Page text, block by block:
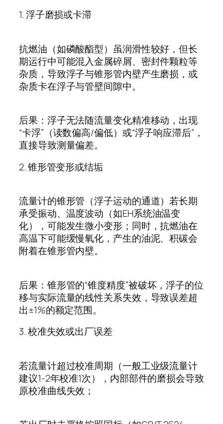
1.浮子磨损或卡滞
抗燃油（如磷酸酯型）虽润滑性较好，但长
期运行中可能混入金属碎屑、密封件颗粒等
杂质，导致浮子与锥形管内壁产生磨损，或
杂质卡在浮子与管壁间隙中。
后果：浮子无法随流量变化精准移动，出现
“卡浮” （读数偏高/偏低）或“浮子响应滞后” ，
直接导致测量偏差。
2.锥形管变形或结垢
流量计的锥形管（浮子运动的通道）若长期
承受振动、温度波动（如EH系统油温变
化），可能发生微小变形；同时，抗燃油在
高温下可能缓慢氧化，产生的油泥、积碳会
附着在锥形管内壁。
后果：锥形管的“锥度精度”被破坏，浮子的位
移与实际流量的线性关系失效，导致误差超
出±1%的额定范围。
3.校准失效或出厂误差
若流量计超过校准周期（一般工业级流量计
建议1-2年校准1次），内部部件的磨损会导致
原校准曲线失效；